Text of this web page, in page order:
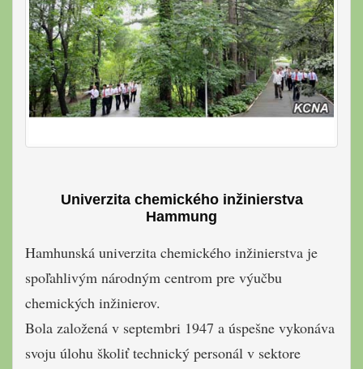
Univerzita chemického inžinierstva
Hammung
Hamhunská univerzita chemického inžinierstva je
spoľahlivým národným centrom pre výučbu
chemických inžinierov.
Bola založená v septembri 1947 a úspešne vykonáva
svoju úlohu školiť technický personál v sektore